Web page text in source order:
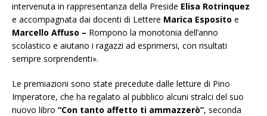
intervenuta in rappresentanza della Preside Elisa Rotrinquez
e accompagnata dai docenti di Lettere Marica Esposito e
Marcello Affuso – Rompono la monotonia dell’anno
scolastico e aiutano i ragazzi ad esprimersi, con risultati
sempre sorprendenti».
Le premiazioni sono state precedute dalle letture di Pino
Imperatore, che ha regalato al pubblico alcuni stralci del suo
nuovo libro “Con tanto affetto ti ammazzerò”, seconda